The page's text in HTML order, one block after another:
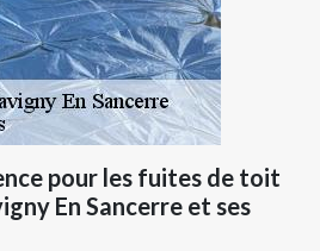
pour les fuites de toit
En Sancerre et ses